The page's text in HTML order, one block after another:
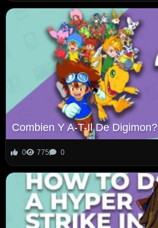
Combien Y A-T-Il De Digimon?
0 775 0